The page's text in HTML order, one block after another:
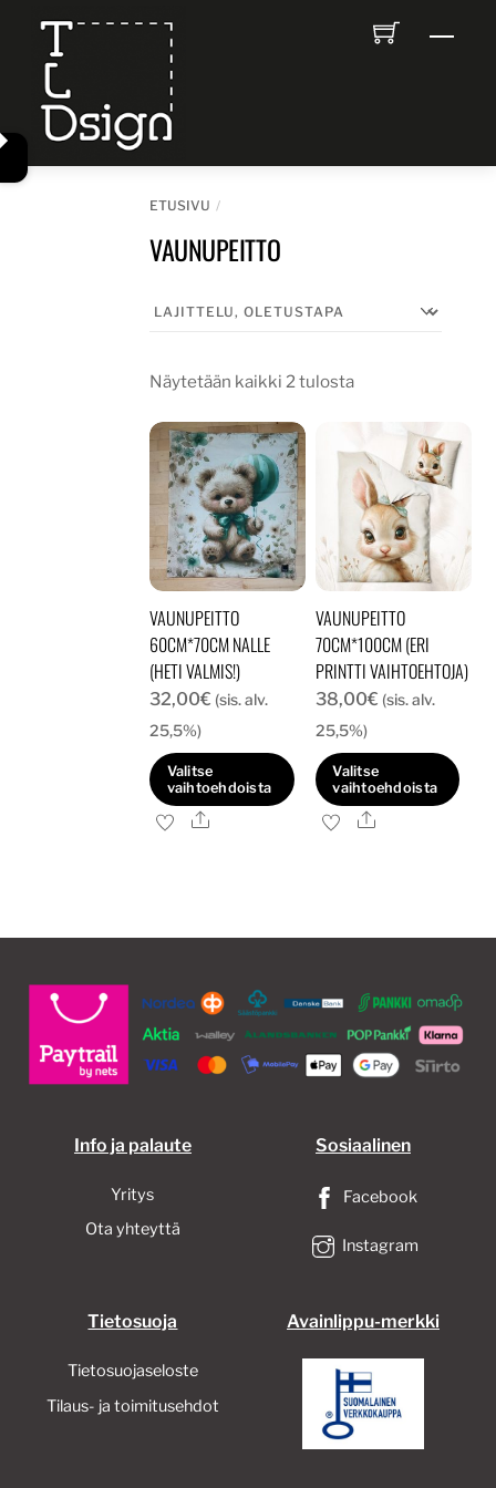
content
ETUSIVU
VAUNUPEITTO
Näytetään kaikki 2 tulosta
VAUNUPEITTO
60CM*70CM NALLE
(HETI VALMIS!)
32,00€ (sis. alv.
25,5%)
Valitse
vaihtoehdoista
Ale
VAUNUPEITTO
70CM*100CM (ERI
PRINTTI VAIHTOEHTOJA)
38,00€ (sis. alv.
25,5%)
Valitse
vaihtoehdoista
Tällä
muunnelma.
tehdä
valinnat
tuotteen
Ale
Info ja palaute
Yritys
Ota yhteyttä
Sosiaalinen
Facebook
Instagram
Tietosuoja
Tietosuojaseloste
Tilaus- ja toimitusehdot
Avainlippu-merkki